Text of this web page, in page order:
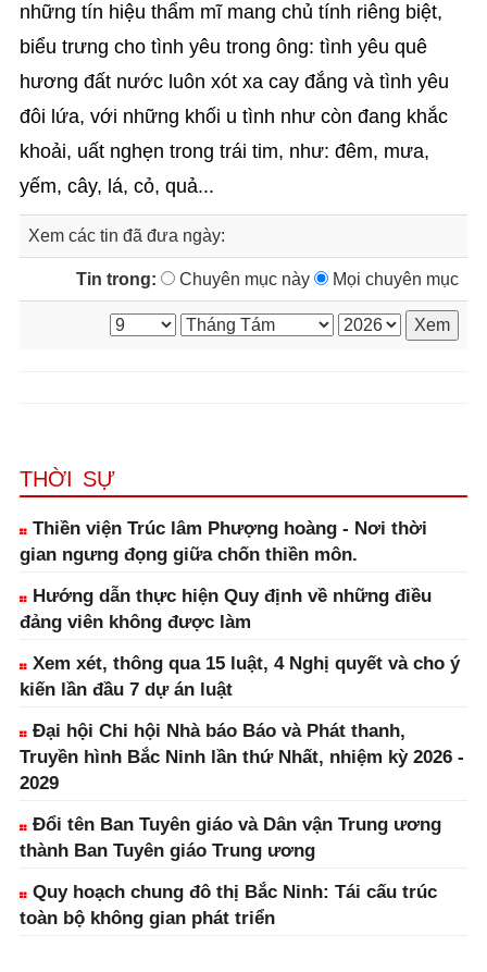
những tín hiệu thẩm mĩ mang chủ tính riêng biệt,
biểu trưng cho tình yêu trong ông: tình yêu quê
hương đất nước luôn xót xa cay đắng và tình yêu
đôi lứa, với những khối u tình như còn đang khắc
khoải, uất nghẹn trong trái tim, như: đêm, mưa,
yếm, cây, lá, cỏ, quả...
Xem các tin đã đưa ngày:
Tin trong: Chuyên mục này Mọi chuyên mục
THỜI SỰ
Thiền viện Trúc lâm Phượng hoàng - Nơi thời
gian ngưng đọng giữa chốn thiền môn.
Hướng dẫn thực hiện Quy định về những điều
đảng viên không được làm
Xem xét, thông qua 15 luật, 4 Nghị quyết và cho ý
kiến lần đầu 7 dự án luật
Đại hội Chi hội Nhà báo Báo và Phát thanh,
Truyền hình Bắc Ninh lần thứ Nhất, nhiệm kỳ 2026 -
2029
Đổi tên Ban Tuyên giáo và Dân vận Trung ương
thành Ban Tuyên giáo Trung ương
Quy hoạch chung đô thị Bắc Ninh: Tái cấu trúc
toàn bộ không gian phát triển